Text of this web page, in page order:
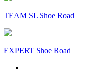
TEAM SL Shoe Road
EXPERT Shoe Road